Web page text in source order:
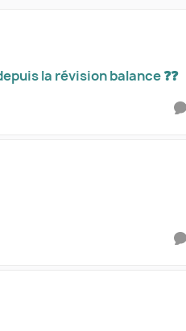
la révision balance ❓❓​